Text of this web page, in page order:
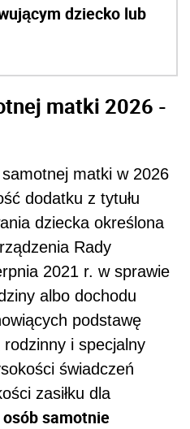
dziecko lub
matki 2026 -
matki w 2026
dodatku z tytułu
dziecka określona
Rady
2021 r. w sprawie
albo dochodu
podstawę
rodzinny i specjalny
świadczeń
zasiłku dla
samotnie